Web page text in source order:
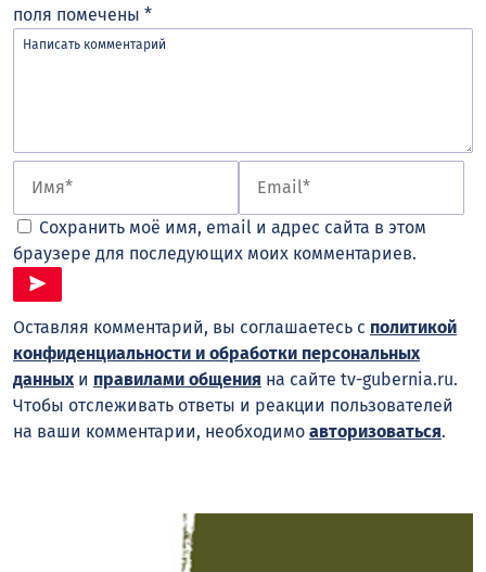
поля помечены *
Сохранить моё имя, email и адрес сайта в этом
браузере для последующих моих комментариев.
Оставляя комментарий, вы соглашаетесь с политикой
конфиденциальности и обработки персональных
данныхи правилами общения на сайте tv-gubernia.ru.
Чтобы отслеживать ответы и реакции пользователей
на ваши комментарии, необходимо авторизоваться.